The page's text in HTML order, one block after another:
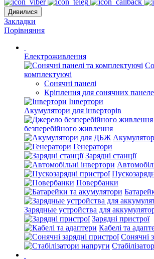
Дивилися
Закладки
Порівняння
Електроживлення
комплектуючі
Сонячні панелі
Кріплення для сонячних
Інвертори
Акумулятори для інверторів
безперебійного живлення
Генератори
Зарядні станції
Повербанки
Зарядные устройства для
Зарядні пристрої
Кабелі та
Сонячні